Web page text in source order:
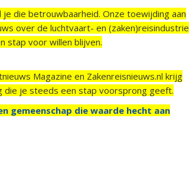
die betrouwbaarheid. Onze toewijding aan
over de luchtvaart- en (zaken)reisindustrie
stap voor willen blijven.
Magazine en Zakenreisnieuws.nl krijg
die je steeds een stap voorsprong geeft.
gemeenschap die waarde hecht aan